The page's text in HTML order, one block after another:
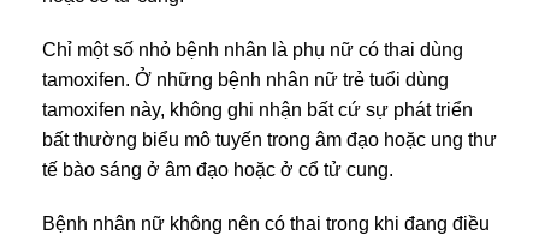
Chỉ một số nhỏ bệnh nhân là phụ nữ có thai dùng
tamoxifen. Ở những bệnh nhân nữ trẻ tuổi dùng
tamoxifen này, không ghi nhận bất cứ sự phát triển
bất thường biểu mô tuyến trong âm đạo hoặc ung thư
tế bào sáng ở âm đạo hoặc ở cổ tử cung.
Bệnh nhân nữ không nên có thai trong khi đang điều